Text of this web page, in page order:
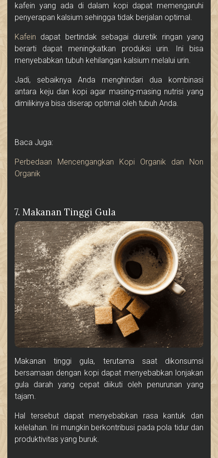
kafein yang ada di dalam kopi dapat memengaruhi
penyerapan kalsium sehingga tidak berjalan optimal.
Kafein dapat bertindak sebagai diuretik ringan yang
berarti dapat meningkatkan produksi urin. Ini bisa
menyebabkan tubuh kehilangan kalsium melalui urin.
Jadi, sebaiknya Anda menghindari dua kombinasi
antara keju dan kopi agar masing-masing nutrisi yang
dimilikinya bisa diserap optimal oleh tubuh Anda.
Baca Juga:
Perbedaan Mencengangkan Kopi Organik dan Non
Organik
7. Makanan Tinggi Gula
Makanan tinggi gula, terutama saat dikonsumsi
bersamaan dengan kopi dapat menyebabkan lonjakan
gula darah yang cepat diikuti oleh penurunan yang
tajam.
Hal tersebut dapat menyebabkan rasa kantuk dan
kelelahan. Ini mungkin berkontribusi pada pola tidur dan
produktivitas yang buruk.